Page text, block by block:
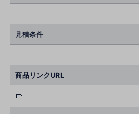
見積条件
商品リンクURL